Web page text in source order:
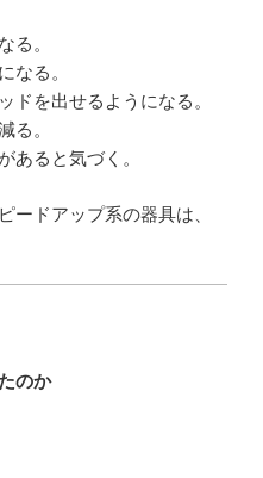
る。
なる。
ドを出せるようになる。
る。
あると気づく。
ードアップ系の器具は、
のか